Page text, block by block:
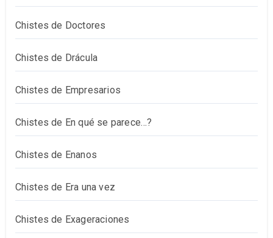
Chistes de Doctores
Chistes de Drácula
Chistes de Empresarios
Chistes de En qué se parece…?
Chistes de Enanos
Chistes de Era una vez
Chistes de Exageraciones